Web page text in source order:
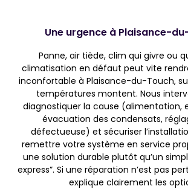
Une urgence à Plaisance-
Panne, air tiède, clim qui givre ou
climatisation en défaut peut vite
inconfortable à Plaisance-du-Touch,
températures montent. Nous
diagnostiquer la cause (alimentation,
évacuation des condensats,
défectueuse) et sécuriser
remettre votre système en service
une solution durable plutôt qu’un
express”. Si une réparation n’est pas
explique clairement les